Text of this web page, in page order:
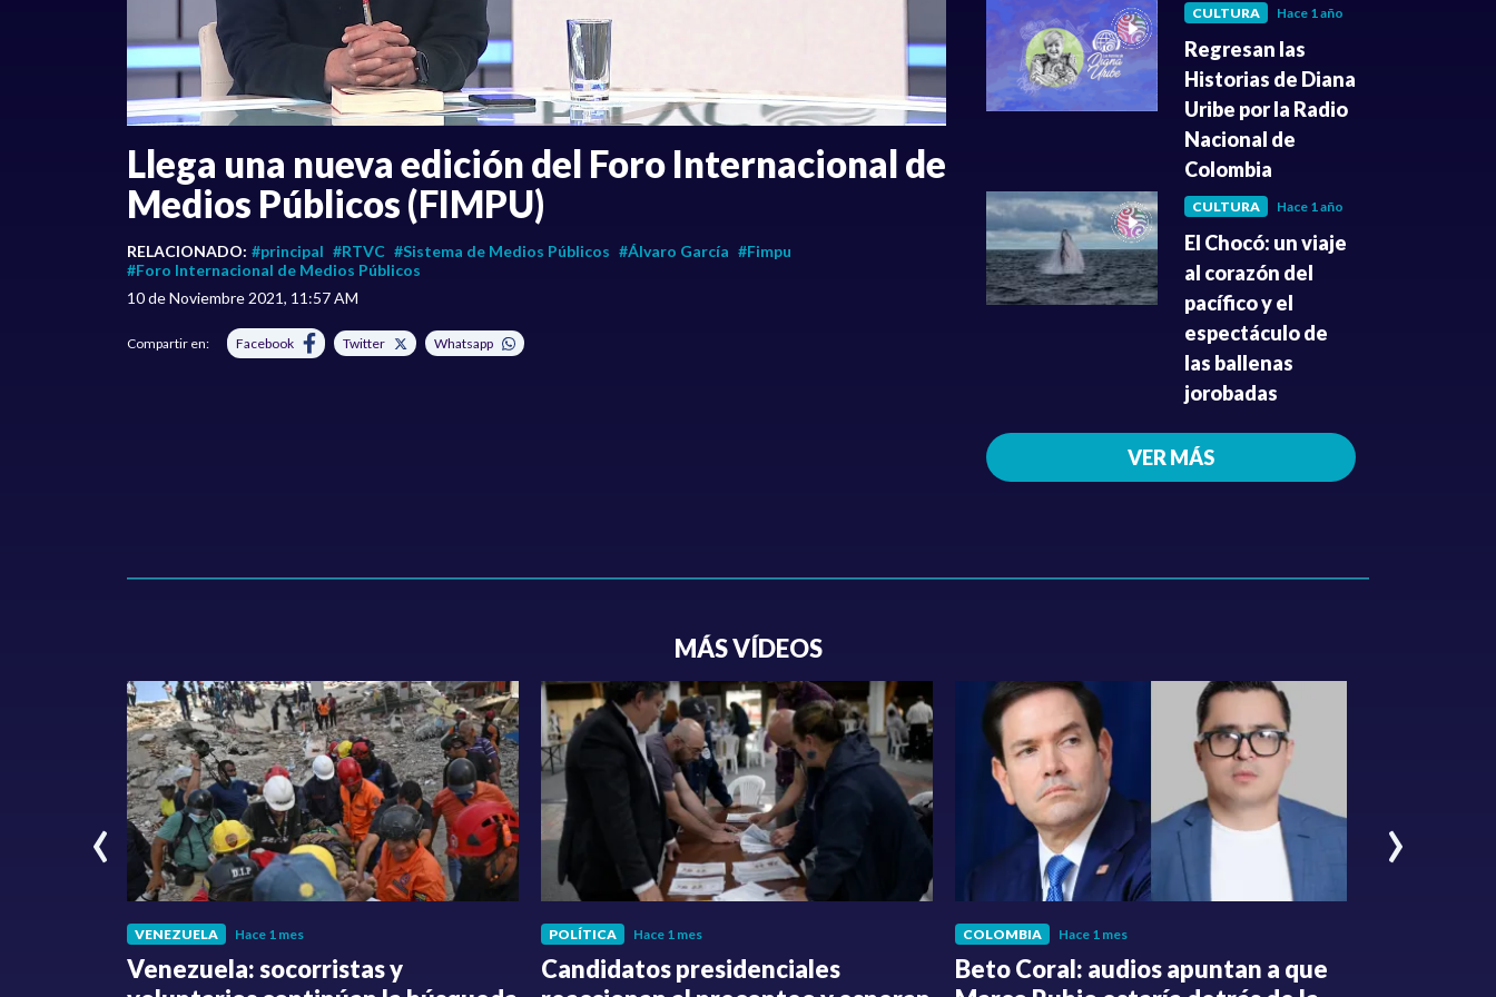
Llega una nueva edición del Foro Internacional de
Medios Públicos (FIMPU)
RELACIONADO: #principal #RTVC #Sistema de Medios Públicos #Álvaro García #Fimpu
#Foro Internacional de Medios Públicos
10 de Noviembre 2021, 11:57 AM
Compartir en: Facebook Twitter Whatsapp
CULTURA Hace 1 año
Regresan las
Historias de Diana
Uribe por la Radio
Nacional de
Colombia
CULTURA Hace 1 año
El Chocó: un viaje
al corazón del
pacífico y el
espectáculo de
las ballenas
jorobadas
VER MÁS
MÁS VÍDEOS
VENEZUELA Hace 1 mes
Venezuela: socorristas y
POLÍTICA Hace 1 mes
Candidatos presidenciales
COLOMBIA Hace 1 mes
Beto Coral: audios apuntan a que
‹ ›